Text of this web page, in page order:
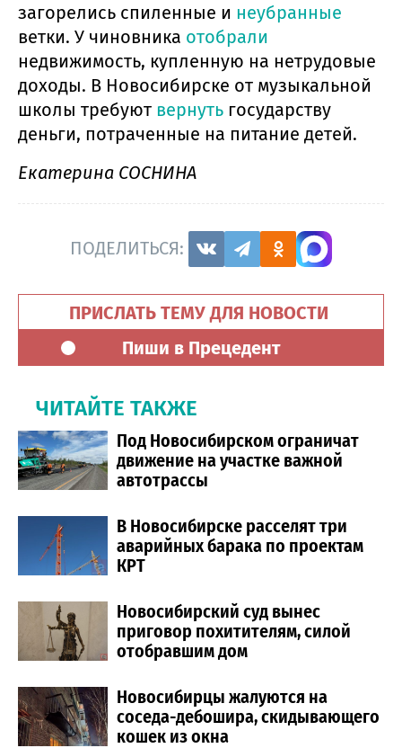
загорелись спиленные и неубранные
ветки. У чиновника отобрали
недвижимость, купленную на нетрудовые
доходы. В Новосибирске от музыкальной
школы требуют вернуть государству
деньги, потраченные на питание детей.
Екатерина СОСНИНА
ПОДЕЛИТЬСЯ:
ПРИСЛАТЬ ТЕМУ ДЛЯ НОВОСТИ
Пиши в Прецедент
ЧИТАЙТЕ ТАКЖЕ
Под Новосибирском ограничат
движение на участке важной
автотрассы
В Новосибирске расселят три
аварийных барака по проектам
КРТ
Новосибирский суд вынес
приговор похитителям, силой
отобравшим дом
Новосибирцы жалуются на
соседа-дебошира, скидывающего
кошек из окна